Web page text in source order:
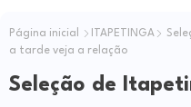
Página inicial ITAPETINGA
a tarde veja a relação
Seleção de